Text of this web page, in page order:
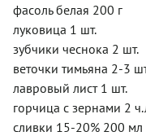
фасоль белая 200 г
луковица 1 шт.
зубчики чеснока 2 шт.
веточки тимьяна 2-3
лавровый лист 1 шт.
горчица с зернами 2
сливки 15-20% 200 мл